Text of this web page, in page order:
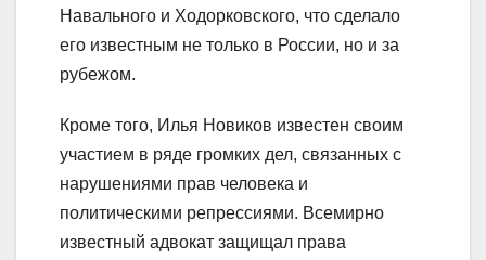
Навального и Ходорковского, что сделало
его известным не только в России, но и за
рубежом.
Кроме того, Илья Новиков известен своим
участием в ряде громких дел, связанных с
нарушениями прав человека и
политическими репрессиями. Всемирно
известный адвокат защищал права